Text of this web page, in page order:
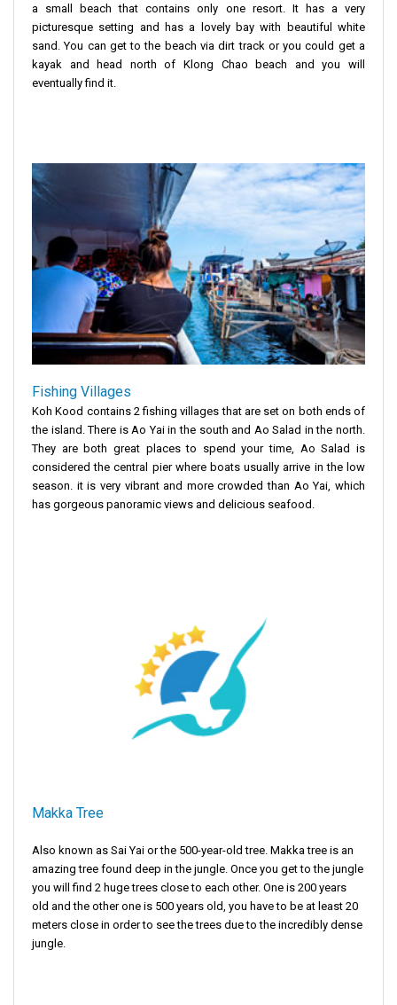
a small beach that contains only one resort. It has a very
picturesque setting and has a lovely bay with beautiful white
sand. You can get to the beach via dirt track or you could get a
kayak and head north of Klong Chao beach and you will
eventually find it.
Fishing Villages
Koh Kood contains 2 fishing villages that are set on both ends of
the island. There is Ao Yai in the south and Ao Salad in the north.
They are both great places to spend your time, Ao Salad is
considered the central pier where boats usually arrive in the low
season. it is very vibrant and more crowded than Ao Yai, which
has gorgeous panoramic views and delicious seafood.
Makka Tree
Also known as Sai Yai or the 500-year-old tree. Makka tree is an
amazing tree found deep in the jungle. Once you get to the jungle
you will find 2 huge trees close to each other. One is 200 years
old and the other one is 500 years old, you have to be at least 20
meters close in order to see the trees due to the incredibly dense
jungle.